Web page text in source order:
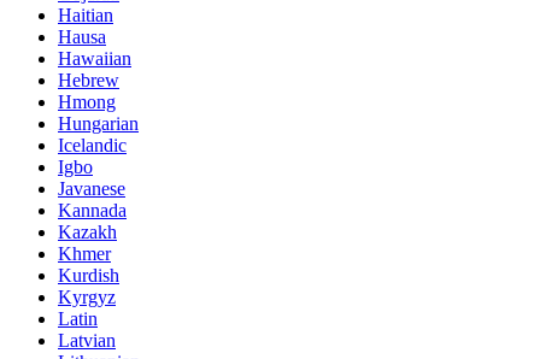
Haitian
Hausa
Hawaiian
Hebrew
Hmong
Hungarian
Icelandic
Igbo
Javanese
Kannada
Kazakh
Khmer
Kurdish
Kyrgyz
Latin
Latvian